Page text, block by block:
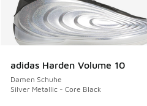
adidas Harden Volume 10
Damen Schuhe
Silver Metallic - Core Black